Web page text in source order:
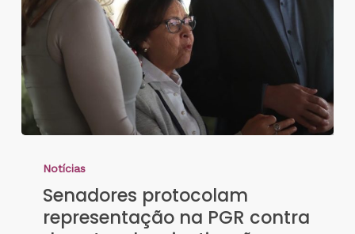
Notícias
Senadores protocolam
representação na PGR contra